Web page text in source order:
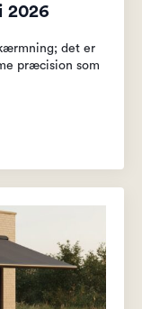
2026
det er
præcision som